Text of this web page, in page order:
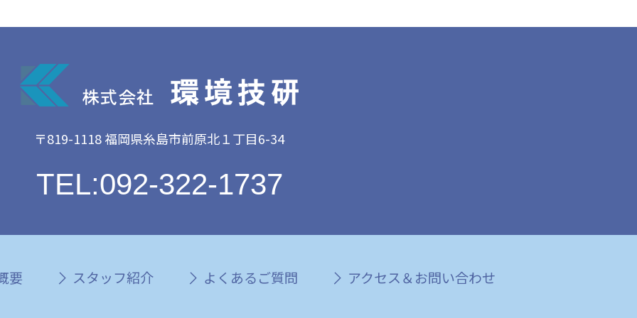
〒819-1118 福岡県糸島市前原北１丁目6-34
TEL:092-322-1737
要 スタッフ紹介 よくあるご質問 アクセス＆お問い合わせ